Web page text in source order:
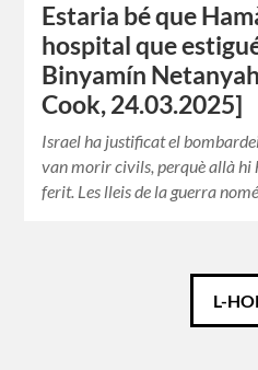
Estaria bé que
hospital que
Binyamín
Cook, 24.03.2025]
Israel ha justificat el
van morir civils, perquè allà hi
ferit. Les lleis de la guerra
L-